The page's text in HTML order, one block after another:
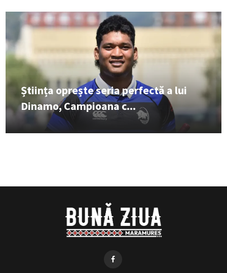
Știința oprește seria perfectă a lui
Dinamo, Campioana c...